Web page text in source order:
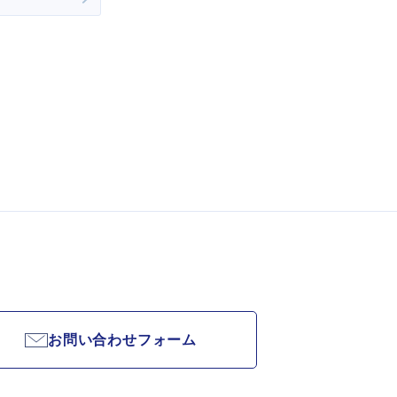
お問い合わせフォーム